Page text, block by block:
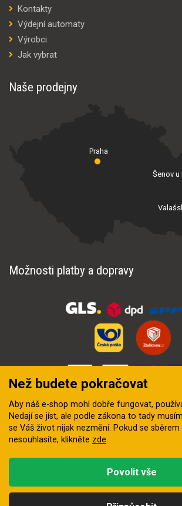
Kontakty
Výdejní automaty
Výrobci
Jak vybrat
Naše prodejny
Praha
Šenov u
Možnosti platby a dopravy
digitální agentura FEO
Než budete pokračovat
Aby náš e-shop mohl dobře fungovat,
Nedají se jíst, ale podle zákona to tady
se Váš život nijak nezmění. Pokud se
nesouhlasíte, klikněte zde.
Povolit vše